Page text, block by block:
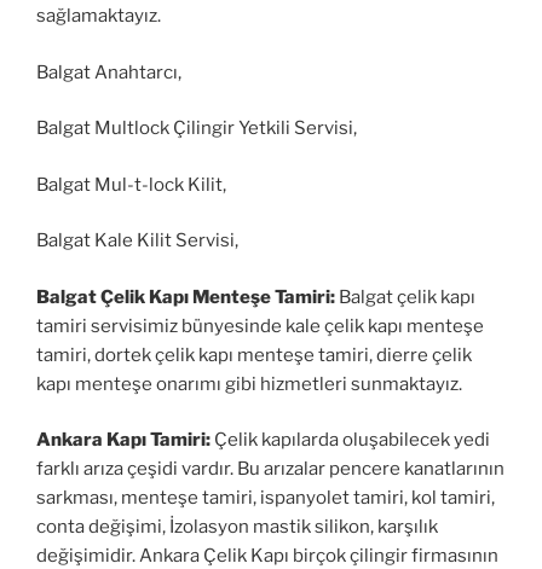
sağlamaktayız.
Balgat Anahtarcı,
Balgat Multlock Çilingir Yetkili Servisi,
Balgat Mul-t-lock Kilit,
Balgat Kale Kilit Servisi,
Balgat Çelik Kapı Menteşe Tamiri: Balgat çelik kapı
tamiri servisimiz bünyesinde kale çelik kapı menteşe
tamiri, dortek çelik kapı menteşe tamiri, dierre çelik
kapı menteşe onarımı gibi hizmetleri sunmaktayız.
Ankara Kapı Tamiri: Çelik kapılarda oluşabilecek yedi
farklı arıza çeşidi vardır. Bu arızalar pencere kanatlarının
sarkması, menteşe tamiri, ispanyolet tamiri, kol tamiri,
conta değişimi, İzolasyon mastik silikon, karşılık
değişimidir. Ankara Çelik Kapı birçok çilingir firmasının